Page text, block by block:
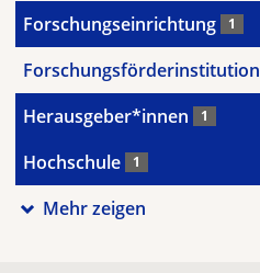
Forschungseinrichtung 1
Forschungsförderinstitution
Herausgeber*innen 1
Hochschule 1
Mehr zeigen